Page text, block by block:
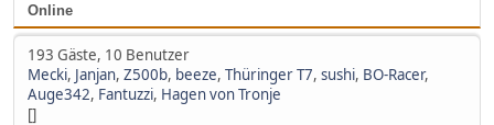
Online
193 Gäste, 10 Benutzer
Mecki, Janjan, Z500b, beeze, Thüringer T7, sushi, BO-Racer,
Auge342, Fantuzzi, Hagen von Tronje
[]